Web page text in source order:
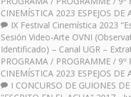
CINEMÍSTICA 2023 ESPEJOS DE
IX Festival Cinemística 2023
Sesión Video-Arte OVNI
Identificado) – Canal UGR –
PROGRAMA / PROGRAMME / 9º
CINEMÍSTICA 2023 ESPEJOS DE
I CONCURSO DE GUIONES